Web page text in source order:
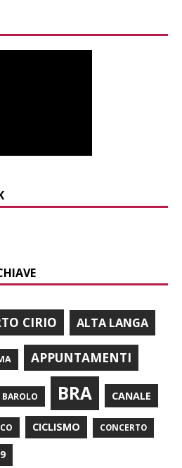
CIRIO ALTA LANGA
APPUNTAMENTI
BAROLO BRA CANALE
CICLISMO CONCERTO